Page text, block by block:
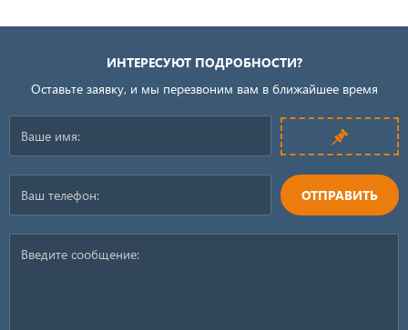
ИНТЕРЕСУЮТ ПОДРОБНОСТИ?
Оставьте заявку, и мы перезвоним вам в ближайшее время
ОТПРАВИТЬ